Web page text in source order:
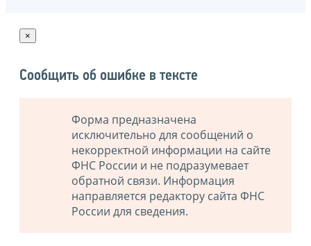
×
Сообщить об ошибке в тексте
Форма предназначена
исключительно для сообщений о
некорректной информации на сайте
ФНС России и не подразумевает
обратной связи. Информация
направляется редактору сайта ФНС
России для сведения.